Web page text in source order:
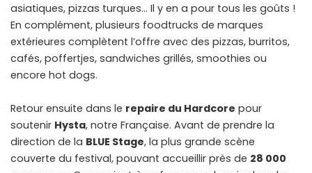
asiatiques, pizzas turques… Il y en a pour tous les goûts !
En complément, plusieurs foodtrucks de marques
extérieures complètent l’offre avec des pizzas, burritos,
cafés, poffertjes, sandwiches grillés, smoothies ou
encore hot dogs.
Retour ensuite dans le repaire du Hardcore pour
soutenir Hysta, notre Française. Avant de prendre la
direction de la BLUE Stage, la plus grande scène
couverte du festival, pouvant accueillir près de 28 000